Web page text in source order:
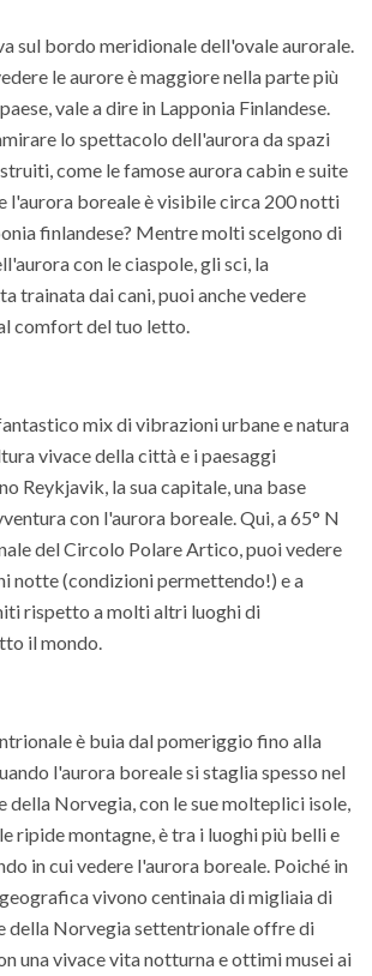
sul bordo meridionale dell'ovale aurorale.
le aurore è maggiore nella parte più
vale a dire in Lapponia Finlandese.
lo spettacolo dell'aurora da spazi
come le famose aurora cabin e suite
l'aurora boreale è visibile circa 200 notti
finlandese? Mentre molti scelgono di
con le ciaspole, gli sci, la
trainata dai cani, puoi anche vedere
comfort del tuo letto.
mix di vibrazioni urbane e natura
vivace della città e i paesaggi
Reykjavik, la sua capitale, una base
con l'aurora boreale. Qui, a 65° N
del Circolo Polare Artico, puoi vedere
notte (condizioni permettendo!) e a
rispetto a molti altri luoghi di
il mondo.
è buia dal pomeriggio fino alla
l'aurora boreale si staglia spesso nel
della Norvegia, con le sue molteplici isole,
ripide montagne, è tra i luoghi più belli e
in cui vedere l'aurora boreale. Poiché in
vivono centinaia di migliaia di
della Norvegia settentrionale offre di
una vivace vita notturna e ottimi musei ai